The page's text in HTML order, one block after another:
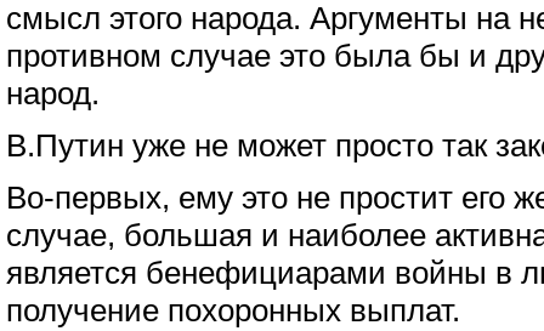
смысл этого народа. Аргументы на
противном случае это была бы и
народ.
В.Путин уже не может просто так
Во-первых, ему это не простит его
случае, большая и наиболее
является бенефициарами войны в
получение похоронных выплат.